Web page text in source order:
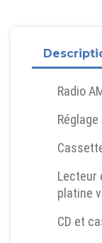
Radio
Réglage
Lecteur
platine
CD et